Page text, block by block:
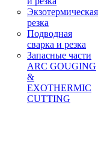
Экзотермическая
резка
Подводная
сварка и резка
Запасные части
ARC GOUGING
&
EXOTHERMIC
CUTTING